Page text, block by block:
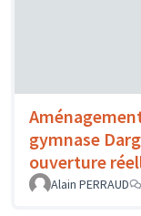
gymnase
ouverture
Alain PERRAUD